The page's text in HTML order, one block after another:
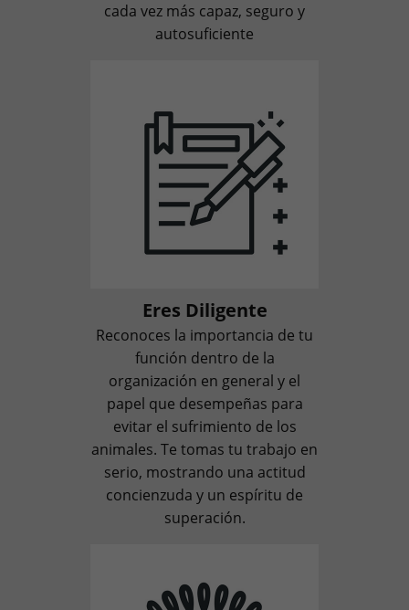
cada vez más capaz, seguro y
autosuficiente
Eres Diligente
Reconoces la importancia de tu
función dentro de la
organización en general y el
papel que desempeñas para
evitar el sufrimiento de los
animales. Te tomas tu trabajo en
serio, mostrando una actitud
concienzuda y un espíritu de
superación.